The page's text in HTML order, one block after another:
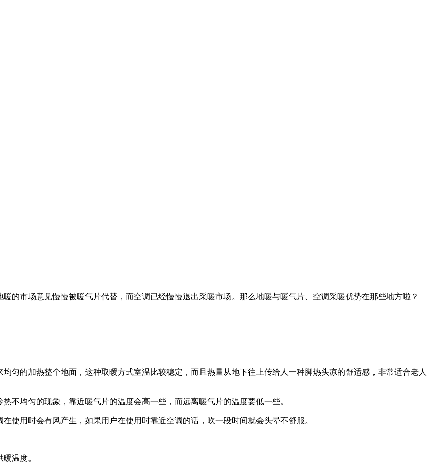
的市场意见慢慢被暖气片代替，而空调已经慢慢退出采暖市场。那么地暖与暖气片、空调采暖优势在那些地方啦？
的加热整个地面，这种取暖方式室温比较稳定，而且热量从地下往上传给人一种脚热头凉的舒适感，非常适合老人
均匀的现象，靠近暖气片的温度会高一些，而远离暖气片的温度要低一些。
用时会有风产生，如果用户在使用时靠近空调的话，吹一段时间就会头晕不舒服。
温度。